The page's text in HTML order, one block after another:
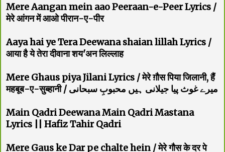
Mere Aangan mein aao Peeraan-e-Peer Lyrics /
मेरे आंगन में आओ पीरान-ए-पीर
Aaya hai ye Tera Deewana shaian lillah Lyrics /
आया है ये तेरा दीवाना शय'अन लिल्लाह
Mere Ghaus piya Jilani Lyrics / मेरे ग़ौस पिया जिलानी, हैं
महबूब-ए-सुब्हानी / میرے غوث پیا جیلانی ہیں محبوبِ سبحانی
Main Qadri Deewana Main Qadri Mastana
Lyrics || Hafiz Tahir Qadri
Mere Gaus ke Dar pe chalte hein / मेरे गौस के दर पे